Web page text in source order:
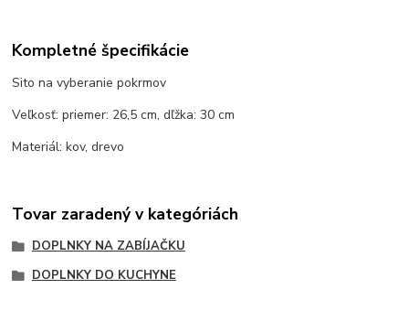
Kompletné špecifikácie
Sito na vyberanie pokrmov
Veľkosť: priemer: 26,5 cm, dľžka: 30 cm
Materiál: kov, drevo
Tovar zaradený v kategóriách
DOPLNKY NA ZABÍJAČKU
DOPLNKY DO KUCHYNE